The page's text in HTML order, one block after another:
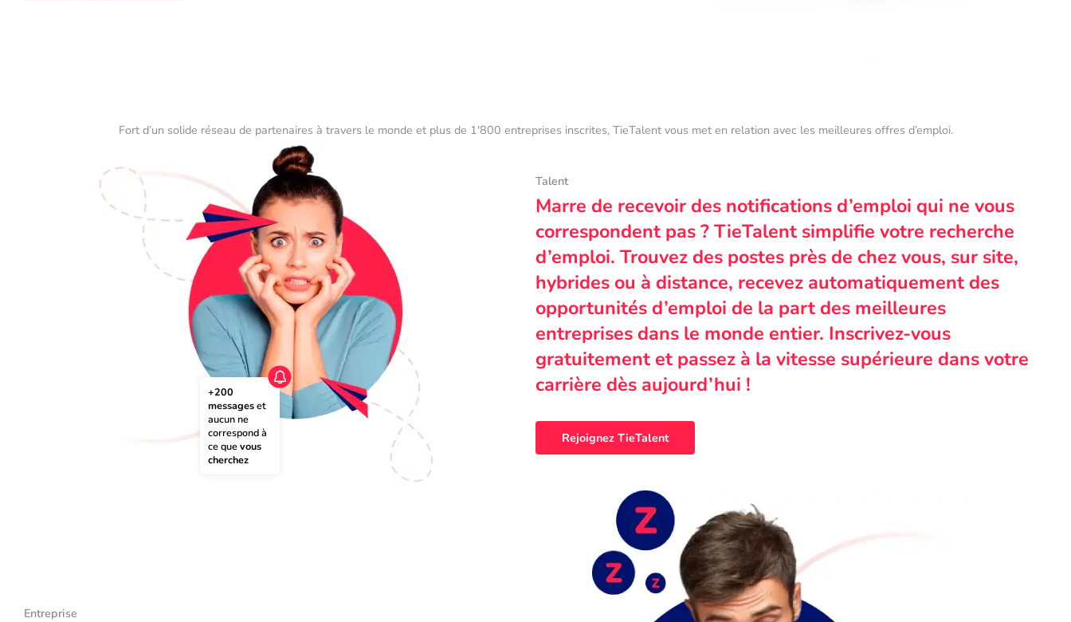
Fort d’un solide réseau de partenaires à travers le monde et plus de 1'800 entreprises inscrites, TieTalent vous met en relation avec les meilleures offres d’emploi.
+200
messages et
aucun ne
correspond à
ce que vous
cherchez
Talent
Marre de recevoir des notifications d’emploi qui ne vous
correspondent pas ? TieTalent simplifie votre recherche
d’emploi. Trouvez des postes près de chez vous, sur site,
hybrides ou à distance, recevez automatiquement des
opportunités d’emploi de la part des meilleures
entreprises dans le monde entier. Inscrivez-vous
gratuitement et passez à la vitesse supérieure dans votre
carrière dès aujourd’hui !
Rejoignez TieTalent
Entreprise